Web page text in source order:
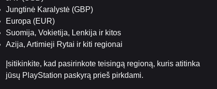
Jungtinė Karalystė (GBP)
Europa (EUR)
Suomija, Vokietija, Lenkija ir kitos
Azija, Artimieji Rytai ir kiti regionai
Įsitikinkite, kad pasirinkote teisingą regioną, kuris atitinka
jūsų PlayStation paskyrą prieš pirkdami.